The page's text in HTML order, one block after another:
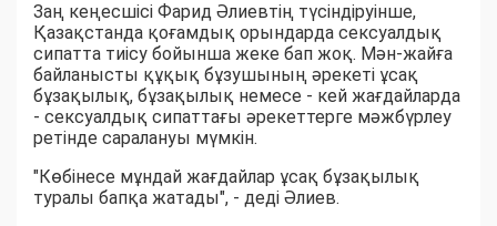
Заң кеңесшісі Фарид Әлиевтің түсіндіруінше,
Қазақстанда қоғамдық орындарда сексуалдық
сипатта тиісу бойынша жеке бап жоқ. Мән-жайға
байланысты құқық бұзушының әрекеті ұсақ
бұзақылық, бұзақылық немесе - кей жағдайларда
- сексуалдық сипаттағы әрекеттерге мәжбүрлеу
ретінде саралануы мүмкін.
"Көбінесе мұндай жағдайлар ұсақ бұзақылық
туралы бапқа жатады", - деді Әлиев.